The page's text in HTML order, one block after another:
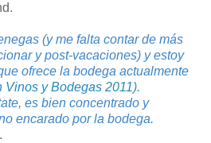
(y me falta contar de más
y post-vacaciones) y estoy
ofrece la bodega actualmente
Vinos y Bodegas 2011).
es bien concentrado y
encarado por la bodega.
.